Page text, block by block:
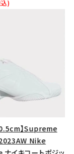
)
】Supreme
Nike